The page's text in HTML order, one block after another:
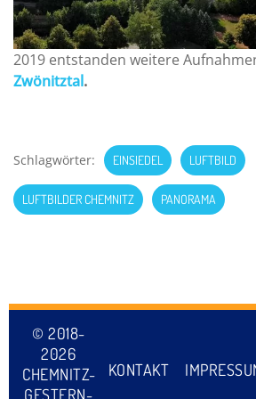
2019 entstanden weitere
Zwönitztal.
Schlagwörter: EINSIEDEL LUFTBILD
LUFTBILDER CHEMNITZ PANORAMA
© 2018-
2026
CHEMNITZ-
GESTERN-
KONTAKT